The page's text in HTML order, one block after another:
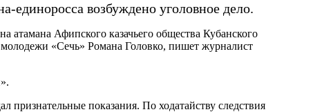
единоросса возбуждено уголовное дело.
атамана Афипского казачьего общества Кубанского
молодежи «Сечь» Романа Головко, пишет журналист
признательные показания. По ходатайству следствия